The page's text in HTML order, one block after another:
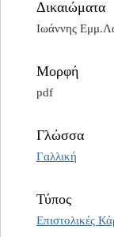
Δικαιώματα
Ιωάννης
Μορφή
pdf
Γλώσσα
Γαλλική
Τύπος
Επιστολικές